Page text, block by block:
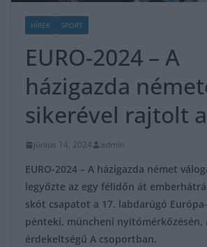
HÍREK SPORT
EURO-2024 – A
házigazda
sikerével rajtolt
június 14, 2024 admin
EURO-2024 – A házigazda német
legyőzte az egy félidőn át
skót csapatot a 17. labdarúgó
pénteki, müncheni nyitómérkőzésén,
érdekeltségű A csoportban.